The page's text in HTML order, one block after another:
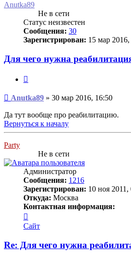
Anutka89
Не в сети
Статус неизвестен
Сообщения: 30
Зарегистрирован: 15 мар
Для чего нужна
Сообщение
Anutka89 » 30 мар 2016, 16:50
Да тут вообще про реабилитацию.
Вернуться к началу
Party
Не в сети
Администратор
Сообщения: 1216
Зарегистрирован: 10 ноя 2011,
Откуда: Москва
Контактная информация:
информация
пользователя
Сайт
Re: Для чего нужна